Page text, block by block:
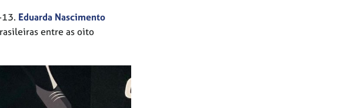
Eduarda Nascimento
entre as oito